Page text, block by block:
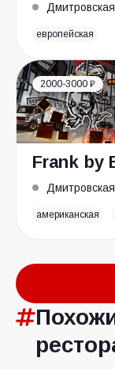
Дмитровская
европейская
2000-3000 ₽
Frank by
Дмитровская
американская